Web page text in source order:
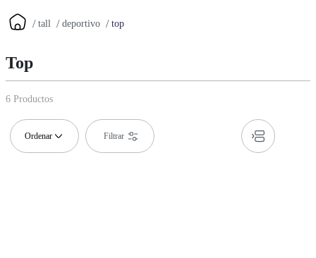
tall deportivo top
Top
6 Productos